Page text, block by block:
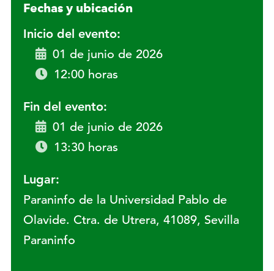
Fechas y ubicación
Inicio del evento:
01 de junio de 2026
12:00 horas
Fin del evento:
01 de junio de 2026
13:30 horas
Lugar:
Paraninfo de la Universidad Pablo de
Olavide. Ctra. de Utrera, 41089, Sevilla
Paraninfo